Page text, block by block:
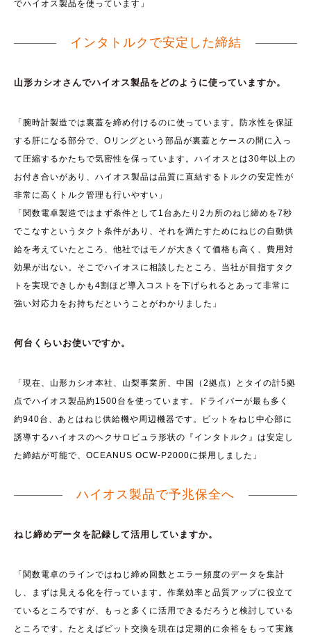
でハイオス製品を使っています」
インタトルクで安定した締結
山形カシオさんでハイオス製品をどのように使っていますか。
「腕時計製造では裏蓋を締め付けるのに使っています。防水性を保証
する肝になる部分で、Oリングという部品が裏蓋とケースの間に入っ
て圧縮するかたちで気密性を保っています。ハイオスとは30年以上の
お付き合いがあり、ハイオス製品は品質に直結するトルクの安定性が
非常に高くトルク管理も行いやすい」
「関数電卓製造ではまず条件として1台あたり2カ所のねじ締めを7秒
でこなすというタクト条件があり、それを満たすためにねじの自動供
給を考えていたところ、他社ではモノが大きくて価格も高く、費用対
効果が出ない。そこでハイオスに相談したところ、当社が目指すタク
トを実現できしかも4割ほど導入コストを下げられるとあって非常に
強い対応力をお持ちだということがわかりました」
何台くらいお使いですか。
「現在、山形カシオ本社、山梨事業所、中国（2拠点）とタイの計5拠
点でハイオス製品約1500台を使っています。ドライバーが最も多く
約940台、あとはねじ供給機や周辺機器です。ビットをねじ中心部に
誘導するハイオスのヘクサロビュラ形状の『インタトルク』は安定し
た締結が可能で、OCEANUS OCW-P2000に採用しました」
ハイオス製品で予兆保全へ
ねじ締めデータを記録して活用していますか。
「関数電卓のラインではねじ締め回数とエラー頻度のデータを集計
し、まずは見える化を行っています。作業効率と品質アップに役立て
ているところですが、もっと多くに活用できるだろうと検討している
ところです。たとえばビット交換を現在は定期的に余裕をもって実施